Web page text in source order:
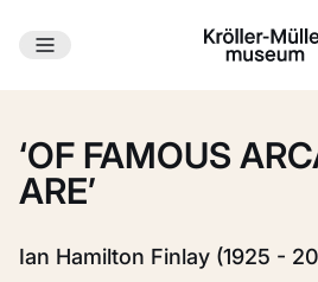
Ga naar hoofdinhoud
‘OF FAMOUS
ARE’
Ian Hamilton Finlay (1925 -